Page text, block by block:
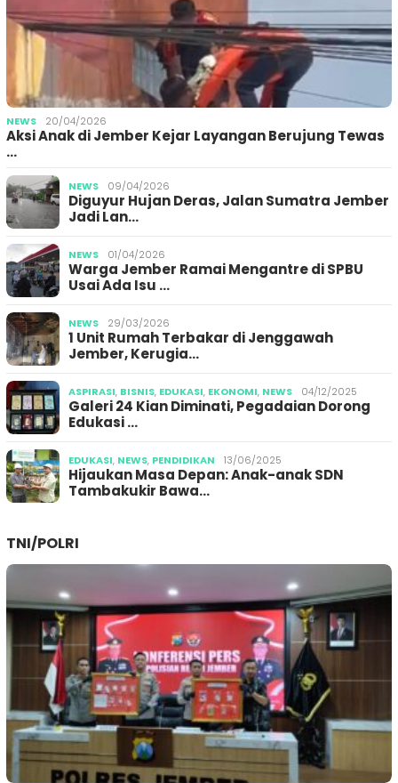
NEWS 20/04/2026
Aksi Anak di Jember Kejar Layangan Berujung Tewas
…
NEWS 09/04/2026
Diguyur Hujan Deras, Jalan Sumatra Jember
Jadi Lan…
NEWS 01/04/2026
Warga Jember Ramai Mengantre di SPBU
Usai Ada Isu …
NEWS 29/03/2026
1 Unit Rumah Terbakar di Jenggawah
Jember, Kerugia…
ASPIRASI, BISNIS, EDUKASI, EKONOMI, NEWS 04/12/2025
Galeri 24 Kian Diminati, Pegadaian Dorong
Edukasi …
EDUKASI, NEWS, PENDIDIKAN 13/06/2025
Hijaukan Masa Depan: Anak-anak SDN
Tambakukir Bawa…
TNI/POLRI